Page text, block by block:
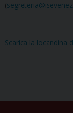
(
Scarica la locandina